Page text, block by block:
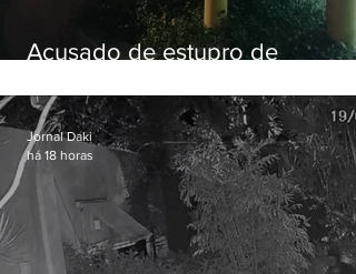
Acusado de estupro de
Jornal Daki
há 18 horas